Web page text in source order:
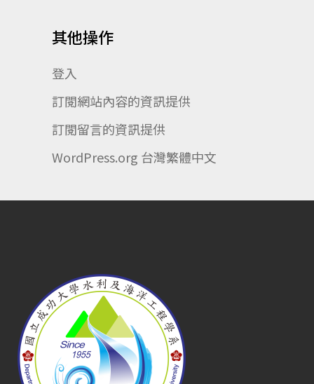
其他操作
登入
訂閱網站內容的資訊提供
訂閱留言的資訊提供
WordPress.org 台灣繁體中文